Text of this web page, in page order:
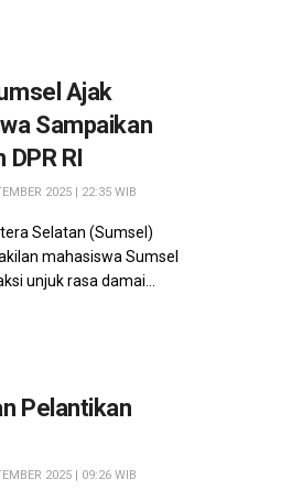
Ajak
Sampaikan
RI
2025 | 22:35 WIB
Selatan (Sumsel)
mahasiswa Sumsel
unjuk rasa damai...
Pelantikan
2025 | 09:26 WIB